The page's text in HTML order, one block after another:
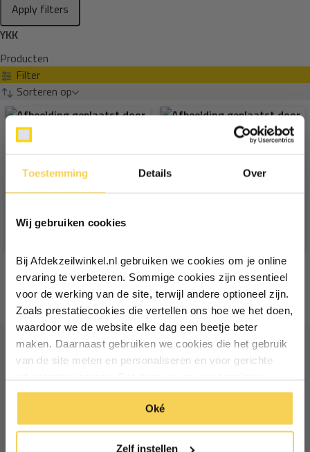
Toestemming Details Over
Wij gebruiken cookies
Bij Afdekzeilwinkel.nl gebruiken we cookies om je online
ervaring te verbeteren. Sommige cookies zijn essentieel
voor de werking van de site, terwijl andere optioneel zijn.
Zoals prestatiecookies die vertellen ons hoe we het doen,
waardoor we de website elke dag een beetje beter
maken. Daarnaast gebruiken we cookies die het gebruik
van de site meten en personaliseren en voor gerichte
manier. Klik op 'Oké' om alle cookies te accepteren. Of
klik op ‘alleen essentiele’ als je niet akkoord gaat met
cookies.
Oké
Zelf instellen
Apply filters
YKK
Producten
Filter
Sorteren op
Ontvang €5 korting
Schrijf je in voor de nieuwsbrief en ontvang €5 welkomstkorting!
Email
Ontvang €5,- korting!
Schrijf je in voor de nieuwsbrief en
Vul je e-mailadres in‍⁪⁪
Particulier Zakelijk
Inschrijven
*Geldig bij minimale besteding vanaf €75